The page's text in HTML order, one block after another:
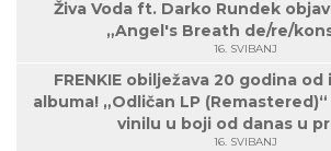
Živa Voda ft. Darko Rundek
„Angel's Breath de/re/
16. SVIBANJ
FRENKIE obilježava 20 godina
albuma! „Odličan LP
vinilu u boji od danas u
16. SVIBANJ